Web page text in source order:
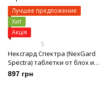
Лучшее предложение
Хит
Акція
5
Нексгард Спектра (NexGard
Spectra) таблетки от блох и
клещей для собак весом 1,3-
3,5 кг, 3 таб
897 грн